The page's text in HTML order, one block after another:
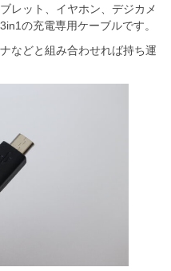
レット、イヤホン、デジカメ
の充電専用ケーブルです。
などと組み合わせれば持ち運